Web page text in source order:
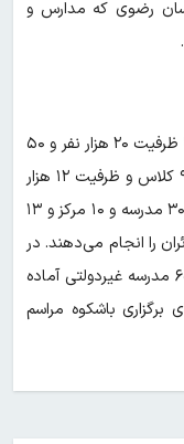
رضوی که مدارس و
وی با بیان اینکه در شهر تهران ۳۰۰ مدرسه با ظرفیت ۲۰ هزار نفر و ۵۰
موکب، در شهرستانهای تهران ۱۲۰ مرکز با ۹۱۰ کلاس و ظرفیت ۱۲ هزار
نفر و ۳۴ موکب فعال است افزود: در سمنان ۳۰ مدرسه و ۱۰ مرکز و ۱۳
زائران را انجام می‌دهند. در
استان قم آمار قطعی نیست اما در مشهد ۶۰۰ مدرسه غیردولتی آماده
باشکوه مراسم